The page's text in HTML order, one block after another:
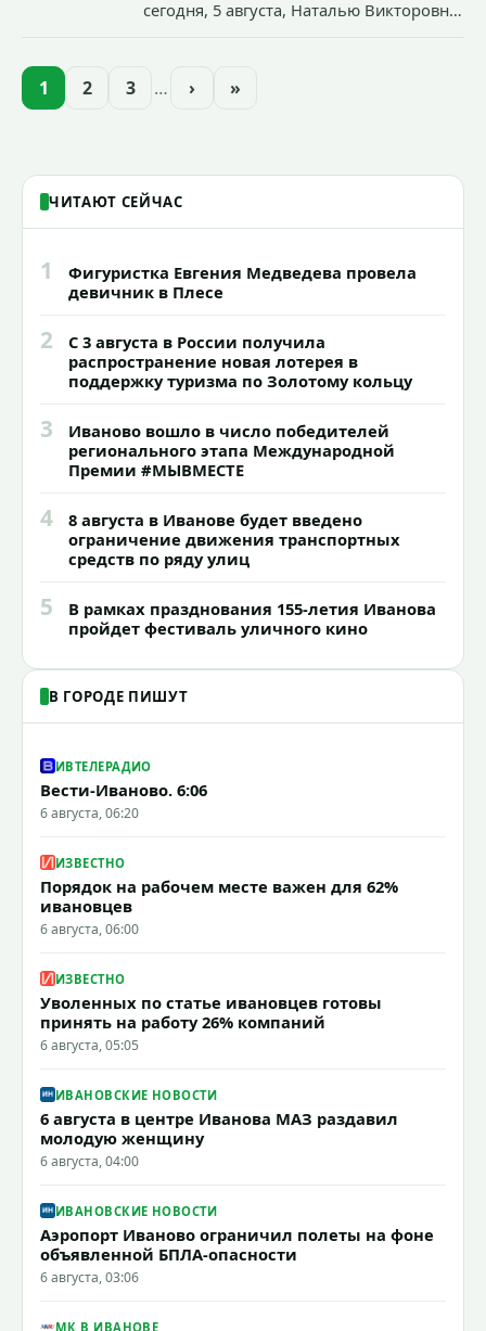
сегодня, 5 августа, Наталью Викторовну
образовательного учреждения.
1 2 3 … › »
ЧИТАЮТ СЕЙЧАС
1
Фигуристка Евгения Медведева провела
девичник в Плесе
2
С 3 августа в России получила
распространение новая лотерея в
поддержку туризма по Золотому кольцу
3
Иваново вошло в число победителей
регионального этапа Международной
Премии #МЫВМЕСТЕ
4
8 августа в Иванове будет введено
ограничение движения транспортных
средств по ряду улиц
5
В рамках празднования 155-летия Иванова
пройдет фестиваль уличного кино
В ГОРОДЕ ПИШУТ
ИВТЕЛЕРАДИО
Вести-Иваново. 6:06
6 августа, 06:20
ИЗВЕСТНО
Порядок на рабочем месте важен для 62%
ивановцев
6 августа, 06:00
ИЗВЕСТНО
Уволенных по статье ивановцев готовы
принять на работу 26% компаний
6 августа, 05:05
ИВАНОВСКИЕ НОВОСТИ
6 августа в центре Иванова МАЗ раздавил
молодую женщину
6 августа, 04:00
ИВАНОВСКИЕ НОВОСТИ
Аэропорт Иваново ограничил полеты на фоне
объявленной БПЛА-опасности
6 августа, 03:06
МК В ИВАНОВЕ